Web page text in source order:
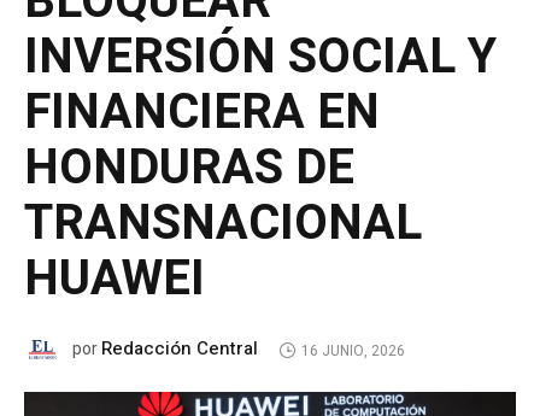
INVERSIÓN SOCIAL Y
FINANCIERA EN
HONDURAS DE
TRANSNACIONAL
HUAWEI
porRedacción Central 16 JUNIO, 2026